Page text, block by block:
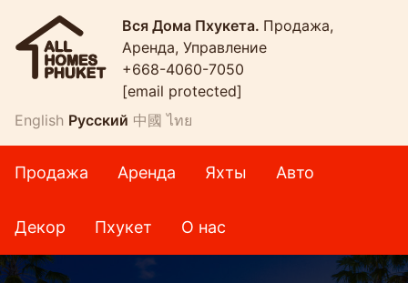
Вся Дома Пхукета. Продажа,
Аренда, Управление
+668-4060-7050
[email protected]
English Русский 中國 ไทย
Продажа Аренда Яхты Авто
Декор Пхукет О нас